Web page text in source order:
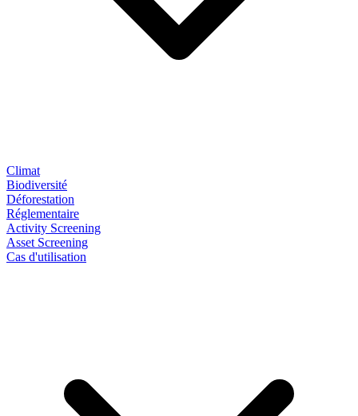
Climat
Biodiversité
Déforestation
Réglementaire
Activity Screening
Asset Screening
Cas d'utilisation